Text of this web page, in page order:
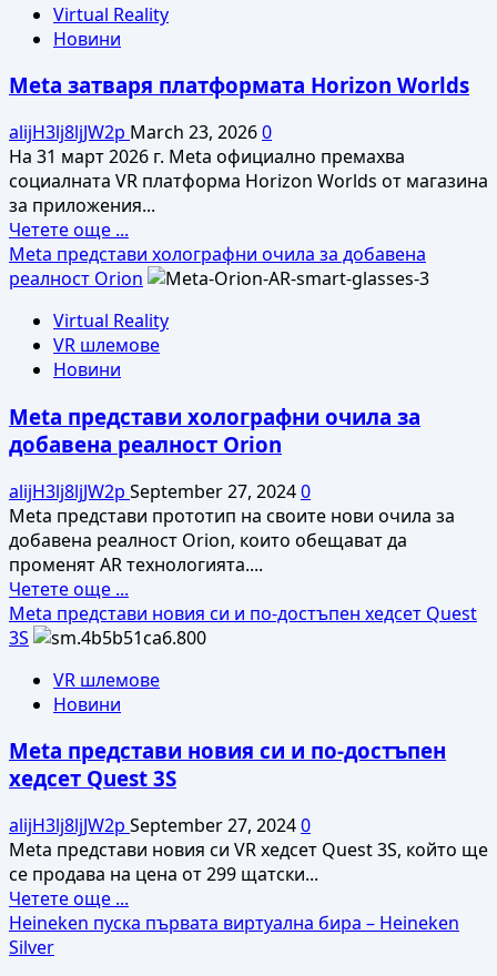
в
VR
като
подкрепа
при
депресия
Virtual Reality
Новини
Meta затваря платформата Horizon Worlds
alijH3lj8ljJW2p March 23, 20260
На 31 март 2026 г. Meta официално премахва
социалната VR платформа Horizon Worlds от магазина
за приложения...
Четете още ...
more
about
затваря
платформата
Meta представи холографни очила за добавена
реалност Orion
Virtual Reality
VR шлемове
Новини
Meta представи холографни очила за
добавена реалност Orion
alijH3lj8ljJW2p September 27, 20240
Meta представи прототип на своите нови очила за
добавена реалност Orion, които обещават да
променят AR технологията....
Четете още ...
more
about
представи
за
добавена
Orion
Meta представи новия си и по-достъпен хедсет Quest
3S
VR шлемове
Новини
Meta представи новия си и по-достъпен
хедсет Quest 3S
alijH3lj8ljJW2p September 27, 20240
Meta представи новия си VR хедсет Quest 3S, който ще
се продава на цена от 299 щатски...
Четете още ...
more
Heineken пуска първата виртуална бира – Heineken
Silver